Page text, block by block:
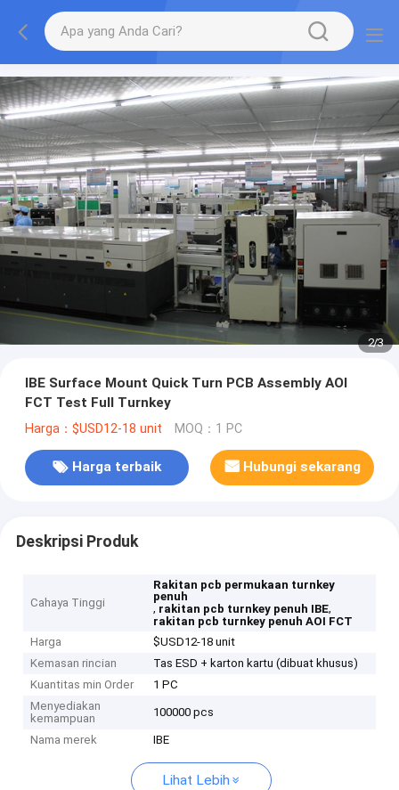
2/3
IBE Surface Mount Quick Turn PCB Assembly AOI
FCT Test Full Turnkey
Harga：$USD12-18 unit MOQ：1 PC
Harga terbaik Hubungi sekarang
Deskripsi Produk
Cahaya Tinggi
Rakitan pcb permukaan turnkey
penuh
, rakitan pcb turnkey penuh IBE,
rakitan pcb turnkey penuh AOI FCT
Harga
$USD12-18 unit
Kemasan rincian
Tas ESD + karton kartu (dibuat khusus)
Kuantitas min Order
1 PC
Menyediakan
kemampuan
100000 pcs
Nama merek IBE
Lihat Lebih